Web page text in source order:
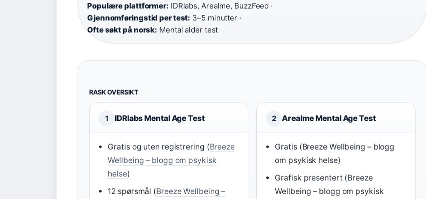
Populære plattformer: IDRlabs, Arealme, BuzzFeed ·
Gjennomføringstid per test: 3–5 minutter ·
Ofte søkt på norsk: Mental alder test
RASK OVERSIKT
1 IDRlabs Mental Age Test
Gratis og uten registrering (Breeze
Wellbeing – blogg om psykisk
helse)
12 spørsmål (Breeze Wellbeing –
2 Arealme Mental Age Test
Gratis (Breeze Wellbeing – blogg
om psykisk helse)
Grafisk presentert (Breeze
Wellbeing – blogg om psykisk